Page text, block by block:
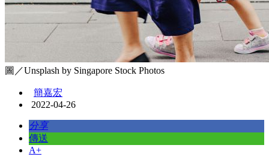
圖／Unsplash by Singapore Stock Photos
簡嘉宏
2022-04-26
分享
傳送
A+